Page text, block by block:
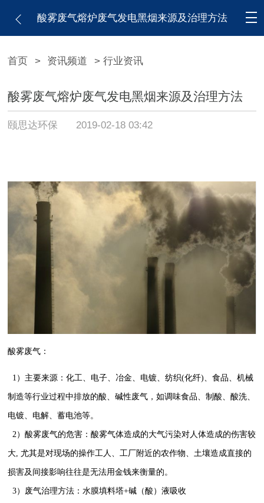
酸雾废气熔炉废气发电黑烟来源及治理方法
首页 > 资讯频道 > 行业资讯
酸雾废气熔炉废气发电黑烟来源及治理方法
颐思达环保 2019-02-18 03:42
酸雾废气：
1）主要来源：化工、电子、冶金、电镀、纺织(化纤)、食品、机械
制造等行业过程中排放的酸、碱性废气，如调味食品、制酸、酸洗、
电镀、电解、蓄电池等。
2）酸雾废气的危害：酸雾气体造成的大气污染对人体造成的伤害较
大, 尤其是对现场的操作工人、工厂附近的农作物、土壤造成直接的
损害及间接影响往往是无法用金钱来衡量的。
3）废气治理方法：水膜填料塔+碱（酸）液吸收